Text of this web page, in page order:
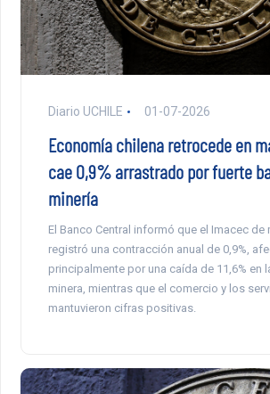
Diario UCHILE 01-07-2026
Economía chilena retrocede en
cae 0,9% arrastrado por fuerte
minería
El Banco Central informó que el Imacec de
registró una contracción anual de 0,9%,
principalmente por una caída de 11,6% en
minera, mientras que el comercio y los
mantuvieron cifras positivas.